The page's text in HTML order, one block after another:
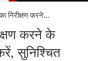
निरीक्षण करने...
करने के
सुनिश्चित